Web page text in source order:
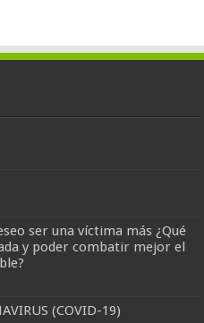
ser una víctima más ¿Qué
y poder combatir mejor el
(COVID-19)